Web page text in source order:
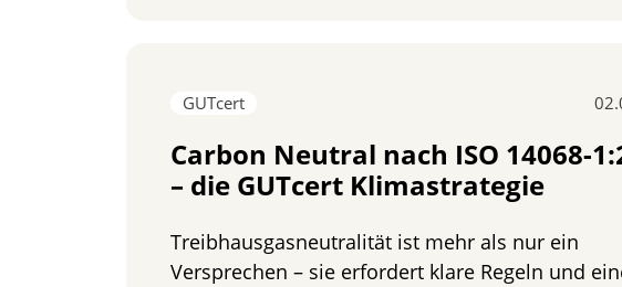
GUTcert
Carbon Neutral nach ISO 14068-
– die GUTcert Klimastrategie
Treibhausgasneutralität ist mehr als nur ein
Versprechen – sie erfordert klare Regeln und